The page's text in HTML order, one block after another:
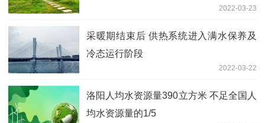
2022-03-23
采暖期结束后 供热系统进入满水保养及
冷态运行阶段
2022-03-22
洛阳人均水资源量390立方米 不足全国人
均水资源量的1/5